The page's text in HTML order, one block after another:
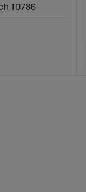
T0786